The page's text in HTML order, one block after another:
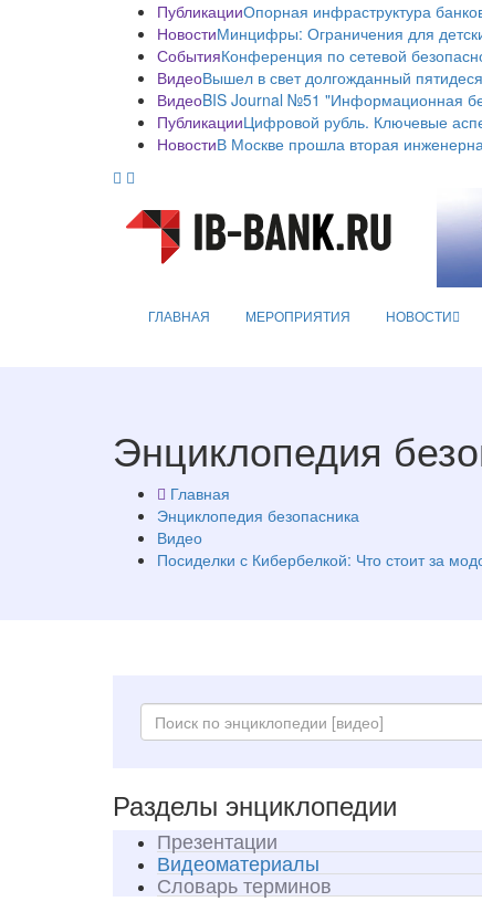
ПубликацииОпорная инфраструктура
НовостиМинцифры: Ограничения для
СобытияКонференция по сетевой
ВидеоВышел в свет долгожданный
ВидеоBIS Journal №51 "Информационная
ПубликацииЦифровой рубль. Ключевые
НовостиВ Москве прошла вторая
ГЛАВНАЯ МЕРОПРИЯТИЯ НОВОСТИ
Энциклопедия
Главная
Энциклопедия безопасника
Видео
Посиделки с Кибербелкой: Что стоит за
Разделы энциклопедии
Презентации
Видеоматериалы
Словарь терминов